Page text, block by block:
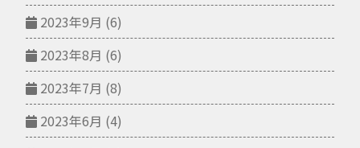
2023年9月 (6)
2023年8月 (6)
2023年7月 (8)
2023年6月 (4)